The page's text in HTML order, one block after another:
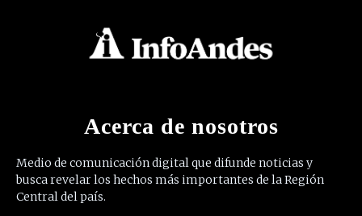
Acerca de nosotros
Medio de comunicación digital que difunde noticias y
busca revelar los hechos más importantes de la Región
Central del país.